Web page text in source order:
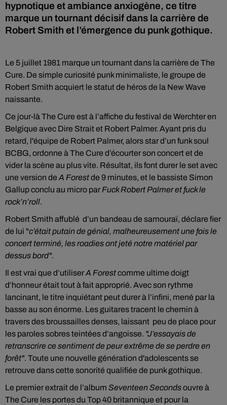
hypnotique et ambiance anxiogène, ce titre
marque un tournant décisif dans la carrière de
Robert Smith et l’émergence du punk gothique.
Le 5 juillet 1981 marque un tournant dans la carrière de The
Cure. De simple curiosité punk minimaliste, le groupe de
Robert Smith acquiert le statut de héros de la New Wave
naissante.
Ce jour-là The Cure est à l’affiche du festival de Werchter en
Belgique avec Dire Strait et Robert Palmer. Ayant pris du
retard, l'équipe de Robert Palmer, alors star d’un funk soul
BCBG, ordonne à The Cure d’écourter son concert et de
vider la scène au plus vite. Résultat, ils font durer le set avec
une version de A Forestde 9 minutes, et le bassiste Simon
Gallup conclu au micro par Fuck Robert Palmer et fuck le
rock’n’roll.
Robert Smith affublé d’un bandeau de samouraï, déclare fier
de lui "c’était putain de génial, malheureusement une fois le
concert terminé, les roadies ont jeté notre matériel par
dessus bord".
Il est vrai que d’utiliserA Forestcomme ultime doigt
d’honneur était tout à fait approprié. Avec son rythme
lancinant, le titre inquiétant peut durer à l’infini, mené par la
basse au son énorme. Les guitares tracent le chemin à
travers des broussailles denses, laissant peu de place pour
les paroles sobres teintées d’angoisse. "J’essayais de
retranscrire ce sentiment de peur extrême de se perdre en
forêt". Toute une nouvelle génération d'adolescents se
retrouve dans cette sonorité qualifiée de punk gothique.
Le premier extrait de l’album Seventeen Secondsouvre à
The Cure les portes du Top 40 britannique et pour la